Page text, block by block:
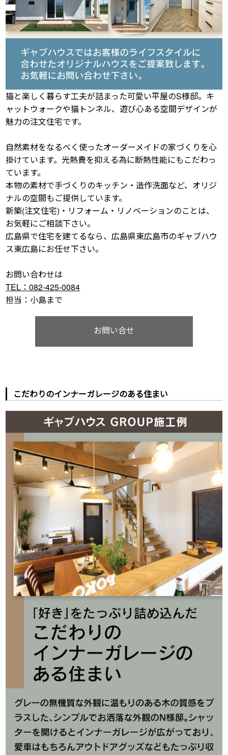
猫と楽しく暮らす工夫が詰まった可愛い平屋のS様邸。キ
ャットウォークや猫トンネル、遊び心ある空間デザインが
魅力の注文住宅です。
自然素材をなるべく使ったオーダーメイドの家づくりを心
掛けています。光熱費を抑える為に断熱性能にもこだわっ
ています。
本物の素材で手づくりのキッチン・造作洗面など、オリジ
ナルの空間もご提供しています。
新築(注文住宅)・リフォーム・リノベーションのことは、
お気軽にご相談下さい。
広島県で住宅を建てるなら、広島県東広島市のギャブハウ
ス東広島にお任せ下さい。
お問い合わせは
TEL：082-425-0084
担当：小島まで
お問い合せ
こだわりのインナーガレージのある住まい